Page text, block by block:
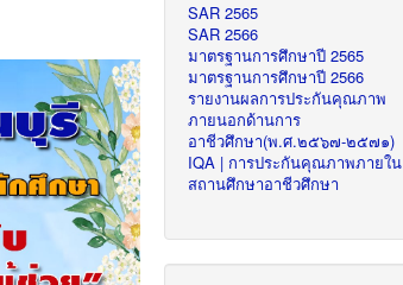
SAR 2565
SAR 2566
มาตรฐานการศึกษาปี 2565
มาตรฐานการศึกษาปี 2566
รายงานผลการประกันคุณภาพ
ภายนอกด้านการ
อาชีวศึกษา(พ.ศ.๒๕๖๗-๒๕๗๑)
IQA | การประกันคุณภาพภายใน
สถานศึกษาอาชีวศึกษา